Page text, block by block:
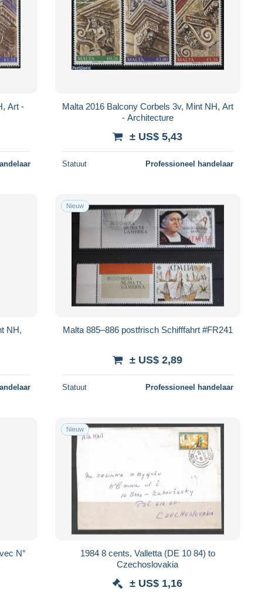
Art -
Malta 2016 Balcony Corbels 3v, Mint NH, Art
- Architecture
± US$ 5,43
Statuut Professioneel handelaar
NH,
Nieuw
Malta 885–886 postfrisch Schifffahrt #FR241
± US$ 2,89
Statuut Professioneel handelaar
N°
Nieuw
1984 8 cents, Valletta (DE 10 84) to
Czechoslovakia
± US$ 1,16